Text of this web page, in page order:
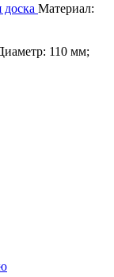
доска Материал:
110 мм;